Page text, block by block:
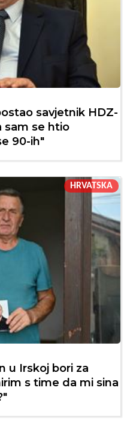
savjetnik HDZ-
sam se htio
90-ih"
HRVATSKA
u Irskoj bori za
s time da mi sina